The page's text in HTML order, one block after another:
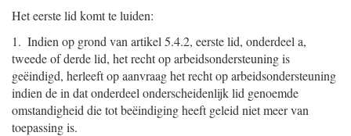
Het eerste lid komt te luiden:
1. Indien op grond van artikel 5.4.2, eerste lid, onderdeel a,
tweede of derde lid, het recht op arbeidsondersteuning is
geëindigd, herleeft op aanvraag het recht op arbeidsondersteuning
indien de in dat onderdeel onderscheidenlijk lid genoemde
omstandigheid die tot beëindiging heeft geleid niet meer van
toepassing is.